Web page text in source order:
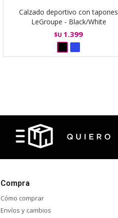
Calzado deportivo con tapones
LeGroupe - Black/White
$U 1.399
Compra
Cómo comprar
Envíos y cambios